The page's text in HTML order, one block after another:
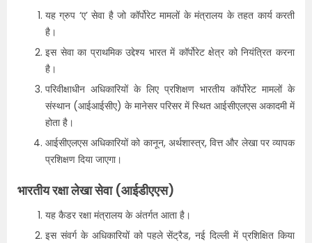
यह ग्रुप ‘ए’ सेवा है जो कॉर्पोरेट मामलों के मंत्रालय के तहत कार्य करती
है।
इस सेवा का प्राथमिक उद्देश्य भारत में कॉर्पोरेट क्षेत्र को नियंत्रित करना
है।
परिवीक्षाधीन अधिकारियों के लिए प्रशिक्षण भारतीय कॉर्पोरेट मामलों के
संस्थान (आईआईसीए) के मानेसर परिसर में स्थित आईसीएलएस अकादमी में
होता है।
आईसीएलएस अधिकारियों को कानून, अर्थशास्त्र, वित्त और लेखा पर व्यापक
प्रशिक्षण दिया जाएगा।
भारतीय रक्षा लेखा सेवा (आईडीएएस)
यह कैडर रक्षा मंत्रालय के अंतर्गत आता है।
इस संवर्ग के अधिकारियों को पहले सेंट्रैड, नई दिल्ली में प्रशिक्षित किया